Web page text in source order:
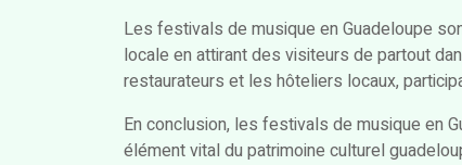
Les festivals de musique en Guadeloupe
locale en attirant des visiteurs de partout
restaurateurs et les hôteliers locaux,
En conclusion, les festivals de musique en
élément vital du patrimoine culturel